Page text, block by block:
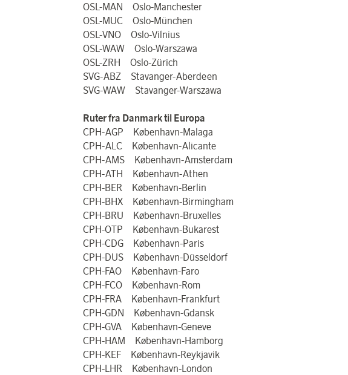
OSL-MAN Oslo-Manchester
OSL-MUC Oslo-München
OSL-VNO Oslo-Vilnius
OSL-WAW Oslo-Warszawa
OSL-ZRH Oslo-Zürich
SVG-ABZ Stavanger-Aberdeen
SVG-WAW Stavanger-Warszawa
Ruter fra Danmark til Europa
CPH-AGP København-Malaga
CPH-ALC København-Alicante
CPH-AMS København-Amsterdam
CPH-ATH København-Athen
CPH-BER København-Berlin
CPH-BHX København-Birmingham
CPH-BRU København-Bruxelles
CPH-OTP København-Bukarest
CPH-CDG København-Paris
CPH-DUS København-Düsseldorf
CPH-FAO København-Faro
CPH-FCO København-Rom
CPH-FRA København-Frankfurt
CPH-GDN København-Gdansk
CPH-GVA København-Geneve
CPH-HAM København-Hamborg
CPH-KEF København-Reykjavik
CPH-LHR København-London